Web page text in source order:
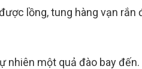
lồng, tung hàng vạn rắn
một quả đào bay